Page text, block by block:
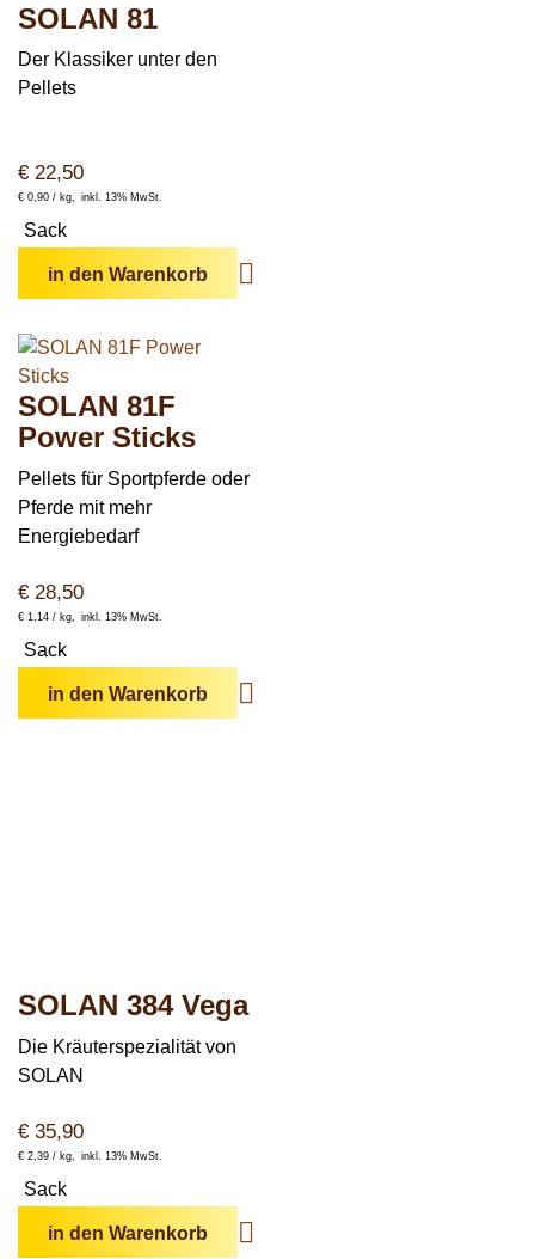
SOLAN 81
Der Klassiker unter den
Pellets
€ 22,50
€ 0,90 / kg inkl. 13% MwSt.
Sack
in den Warenkorb
SOLAN 81F
Power Sticks
Pellets für Sportpferde oder
Pferde mit mehr
Energiebedarf
€ 28,50
€ 1,14 / kg inkl. 13% MwSt.
Sack
in den Warenkorb
SOLAN 384 Vega
Die Kräuter­spezialität von
SOLAN
€ 35,90
€ 2,39 / kg inkl. 13% MwSt.
Sack
in den Warenkorb